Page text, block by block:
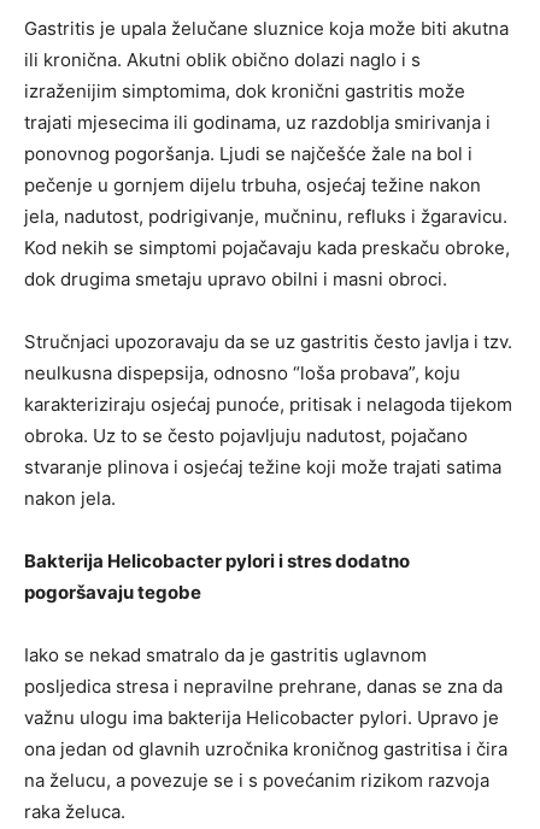
Gastritis je upala želučane sluznice koja može biti akutna
ili kronična. Akutni oblik obično dolazi naglo i s
izraženijim simptomima, dok kronični gastritis može
trajati mjesecima ili godinama, uz razdoblja smirivanja i
ponovnog pogoršanja. Ljudi se najčešće žale na bol i
pečenje u gornjem dijelu trbuha, osjećaj težine nakon
jela, nadutost, podrigivanje, mučninu, refluks i žgaravicu.
Kod nekih se simptomi pojačavaju kada preskaču obroke,
dok drugima smetaju upravo obilni i masni obroci.
Stručnjaci upozoravaju da se uz gastritis često javlja i tzv.
neulkusna dispepsija, odnosno “loša probava”, koju
karakteriziraju osjećaj punoće, pritisak i nelagoda tijekom
obroka. Uz to se često pojavljuju nadutost, pojačano
stvaranje plinova i osjećaj težine koji može trajati satima
nakon jela.
Bakterija Helicobacter pylori i stres dodatno
pogoršavaju tegobe
Iako se nekad smatralo da je gastritis uglavnom
posljedica stresa i nepravilne prehrane, danas se zna da
važnu ulogu ima bakterija Helicobacter pylori. Upravo je
ona jedan od glavnih uzročnika kroničnog gastritisa i čira
na želucu, a povezuje se i s povećanim rizikom razvoja
raka želuca.